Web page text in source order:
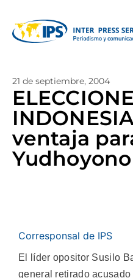
21 de septiembre, 2004
ventaja
Yudhoyono
Corresponsal de IPS
El líder opositor Susilo
general retirado